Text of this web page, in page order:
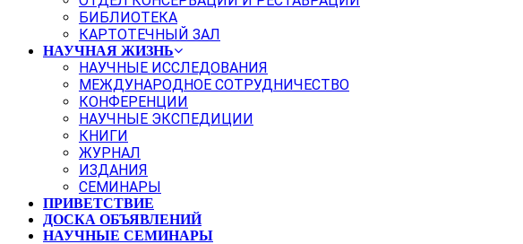
БИБЛИОТЕКА
КАРТОТЕЧНЫЙ ЗАЛ
НАУЧНАЯ ЖИЗНЬ
НАУЧНЫЕ ИССЛЕДОВАНИЯ
МЕЖДУНАРОДНОЕ СОТРУДНИЧЕСТВО
КОНФЕРЕНЦИИ
НАУЧНЫЕ ЭКСПЕДИЦИИ
КНИГИ
ЖУРНАЛ
ИЗДАНИЯ
СЕМИНАРЫ
ПРИВЕТСТВИЕ
ДОСКА ОБЪЯВЛЕНИЙ
НАУЧНЫЕ СЕМИНАРЫ